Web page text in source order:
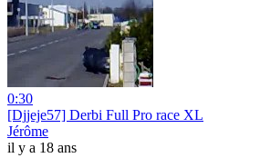
0:30
[Djjeje57] Derbi Full Pro race XL
Jérôme
il y a 18 ans